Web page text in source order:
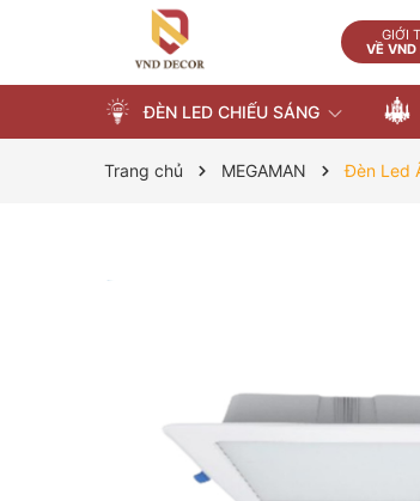
GIỚI
VỀ VND
ĐÈN LED CHIẾU SÁNG
Trang chủ MEGAMAN Đèn Led